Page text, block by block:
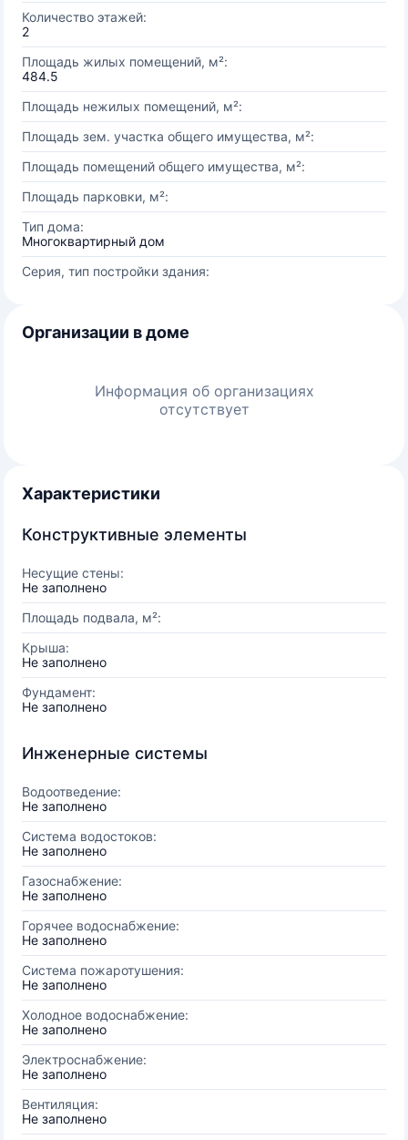
Количество этажей:
2
Площадь жилых помещений, м²:
484.5
Площадь нежилых помещений, м²:
Площадь зем. участка общего имущества, м²:
Площадь помещений общего имущества, м²:
Площадь парковки, м²:
Тип дома:
Многоквартирный дом
Серия, тип постройки здания:
Организации в доме
Информация об организациях
отсутствует
Характеристики
Конструктивные элементы
Несущие стены:
Не заполнено
Площадь подвала, м²:
Крыша:
Не заполнено
Фундамент:
Не заполнено
Инженерные системы
Водоотведение:
Не заполнено
Система водостоков:
Не заполнено
Газоснабжение:
Не заполнено
Горячее водоснабжение:
Не заполнено
Система пожаротушения:
Не заполнено
Холодное водоснабжение:
Не заполнено
Электроснабжение:
Не заполнено
Вентиляция:
Не заполнено